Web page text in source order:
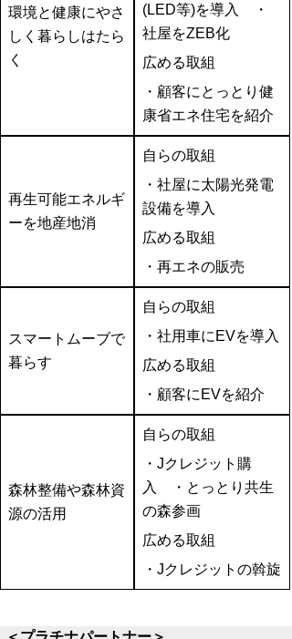
環境と健康にやさ
しく暮らしはたら
く
(LED等)を導入 ・
社屋をZEB化
広める取組
・ 顧客にとっとり健
康省エネ住宅を紹介
再生可能エネルギ
ーを地産地消
自らの取組
・社屋に太陽光発電
設備を導入
広める取組
・再エネの販売
スマートムーブで
暮らす
自らの取組
・社用車にEVを導入
広める取組
・顧客にEVを紹介
森林整備や森林資
源の活用
自らの取組
・Jクレジット購
入 ・とっとり共生
の森参画
広める取組
・Jクレジットの斡旋